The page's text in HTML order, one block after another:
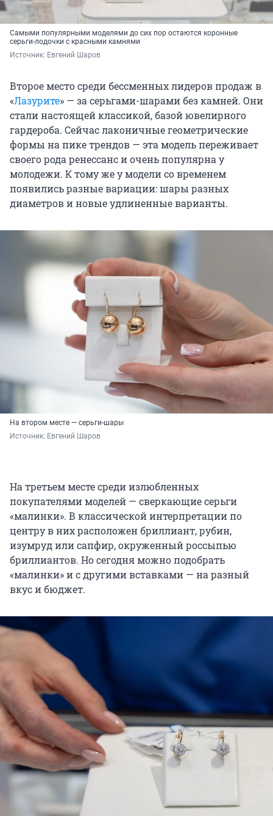
Самыми популярными моделями до сих пор остаются коронные
серьги-лодочки с красными камнями
Источник: Евгений Шаров
Второе место среди бессменных лидеров продаж в
«Лазурите» — за серьгами-шарами без камней. Они
стали настоящей классикой, базой ювелирного
гардероба. Сейчас лаконичные геометрические
формы на пике трендов — эта модель переживает
своего рода ренессанс и очень популярна у
молодежи. К тому же у модели со временем
появились разные вариации: шары разных
диаметров и новые удлиненные варианты.
На втором месте — серьги-шары
Источник: Евгений Шаров
На третьем месте среди излюбленных
покупателями моделей — сверкающие серьги
«малинки». В классической интерпретации по
центру в них расположен бриллиант, рубин,
изумруд или сапфир, окруженный россыпью
бриллиантов. Но сегодня можно подобрать
«малинки» и с другими вставками — на разный
вкус и бюджет.